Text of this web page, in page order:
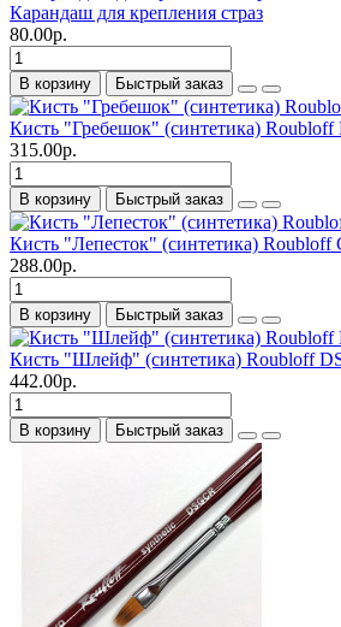
Карандаш для крепления страз
80.00р.
В корзину Быстрый заказ
Кисть "Гребешок" (синтетика)
315.00р.
В корзину Быстрый заказ
Кисть "Лепесток" (синтетика)
288.00р.
В корзину Быстрый заказ
Кисть "Шлейф" (синтетика) Roubloff
442.00р.
В корзину Быстрый заказ